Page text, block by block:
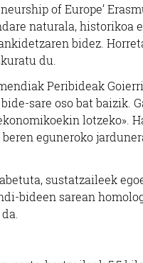
of Europe’
naturala,
bidez.
du.
Peribideak
sare oso bat
lotzeko».
eguneroko
sustatzaileek
bideen sarean